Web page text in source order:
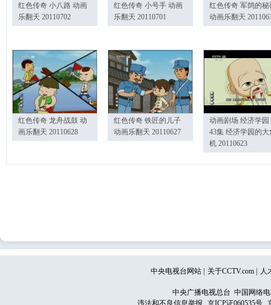
红色传奇 小八路 动画
乐翻天 20110702
红色传奇 小号手 动画
乐翻天 20110701
红色传奇 军鸽的秘
动画乐翻天
红色传奇 龙舟战鼓 动
画乐翻天 20110628
红色传奇 铁匠的儿子
动画乐翻天 20110627
动画剧场 经济学园
43集 经济学园的大
机 20110623
中央电视台网站 关于CCTV.com 人
中央广播电视总台 中国网络
违法和不良信息举报
京ICP证060535号